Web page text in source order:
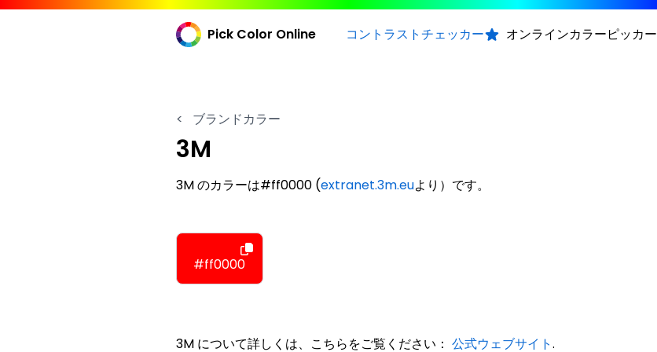
Pick Color Online コントラストチェッカー オンラインカラーピッカー
< ブランドカラー
3M
3M のカラーは#ff0000 (extranet.3m.euより）です。
#ff0000
3M について詳しくは、こちらをご覧ください： 公式ウェブサイト.